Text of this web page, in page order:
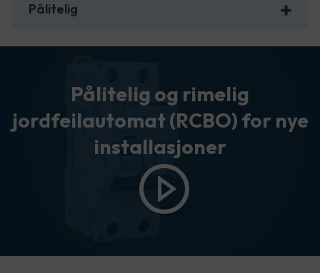
Pålitelig
Pålitelig og rimelig
jordfeilautomat (RCBO) for nye
installasjoner